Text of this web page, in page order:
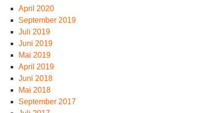
April 2020
September 2019
Juli 2019
Juni 2019
Mai 2019
April 2019
Juni 2018
Mai 2018
September 2017